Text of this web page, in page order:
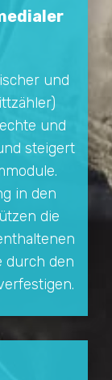
und
und
steigert
in den
die
durch den